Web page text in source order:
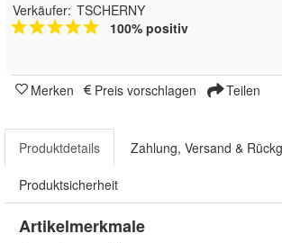
Verkäufer: TSCHERNY
100% positiv
Merken Preis vorschlagen Teilen
Produktdetails Zahlung, Versand &
Produktsicherheit
Artikelmerkmale